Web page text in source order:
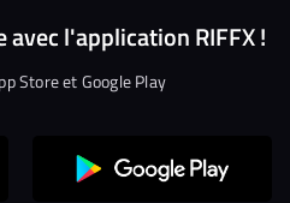
l'application RIFFX !
Store et Google Play